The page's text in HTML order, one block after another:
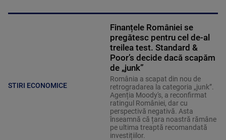
STIRI ECONOMICE
Finanțele României se
pregătesc pentru cel de-al
treilea test. Standard &
Poor’s decide dacă scapăm
de „junk”
România a scapat din nou de
retrogradarea la categoria „junk”.
Agenția Moody's, a reconfirmat
ratingul României, dar cu
perspectivă negativă. Asta
înseamnă că țara noastră rămâne
pe ultima treaptă recomandată
investițiilor.